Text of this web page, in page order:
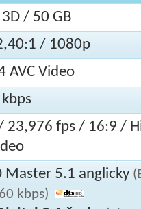
/ 50 GB
/ 1080p
AVC Video
23,976 fps / 16:9 /
Master 5.1 anglicky
kbps)